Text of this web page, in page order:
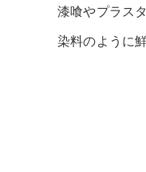
漆喰やプラス
染料のように